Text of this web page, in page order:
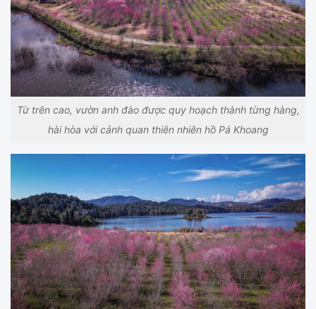
Từ trên cao, vườn anh đào được quy hoạch thành từng hàng,
hài hòa với cảnh quan thiên nhiên hồ Pá Khoang